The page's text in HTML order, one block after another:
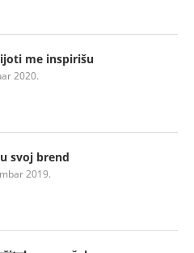
me inspirišu
2020.
svoj brend
2019.